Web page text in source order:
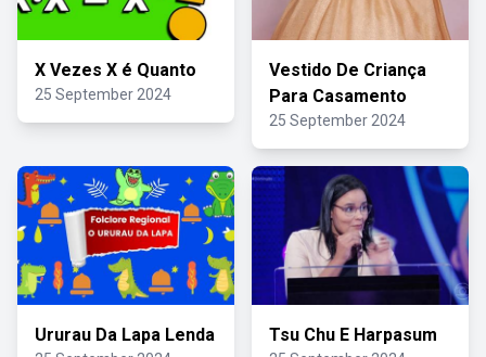
X Vezes X é Quanto
25 September 2024
Vestido De Criança
Para Casamento
25 September 2024
Ururau Da Lapa Lenda Tsu Chu E Harpasum